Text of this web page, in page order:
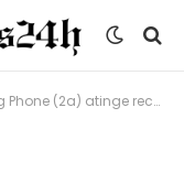
de vendas no dia do lançamento